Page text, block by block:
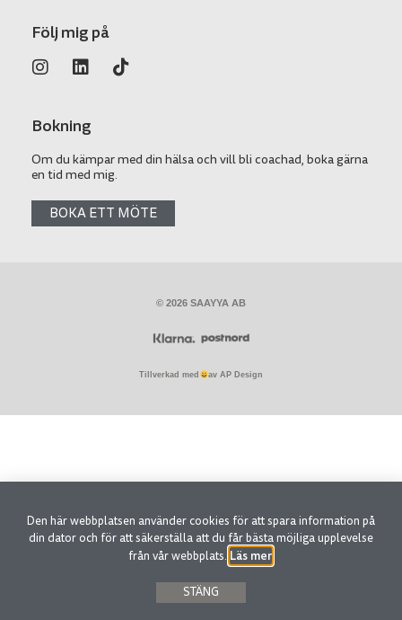
Följ mig på
Bokning
Om du kämpar med din hälsa och vill bli coachad, boka gärna
en tid med mig.
BOKA ETT MÖTE
© 2026 SAAYYA AB
Tillverkad med av AP Design
Den här webbplatsen använder cookies för att spara information på
din dator och för att säkerställa att du får bästa möjliga upplevelse
från vår webbplats. Läs mer.
STÄNG